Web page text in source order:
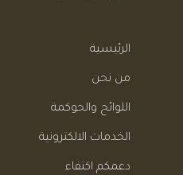
الرئيسية
من نحن
اللوائح والحوكمة
الخدمات الالكترونية
دعمكم اكتفاء